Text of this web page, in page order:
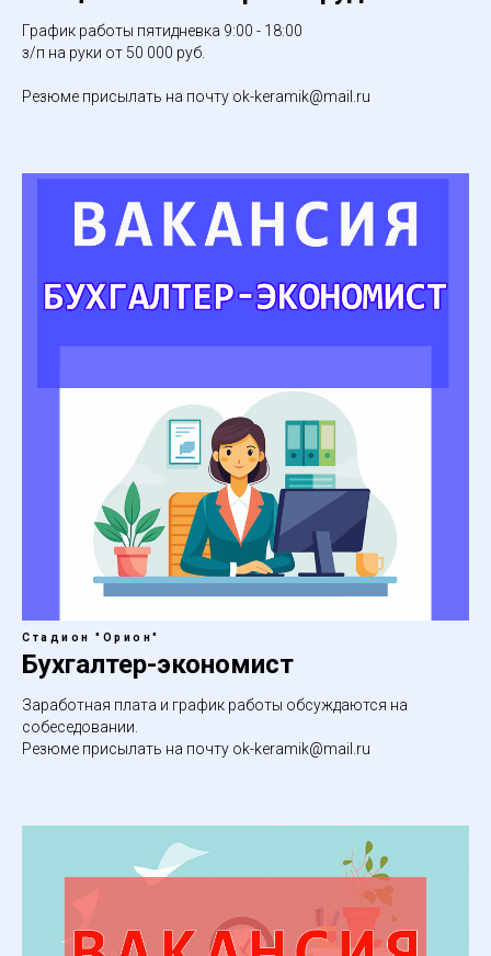
График работы пятидневка 9:00 - 18:00
з/п на руки от 50 000 руб.
Резюме присылать на почту ok-keramik@mail.ru
Стадион "Орион"
Бухгалтер-экономист
Заработная плата и график работы обсуждаются на
собеседовании.
Резюме присылать на почту ok-keramik@mail.ru